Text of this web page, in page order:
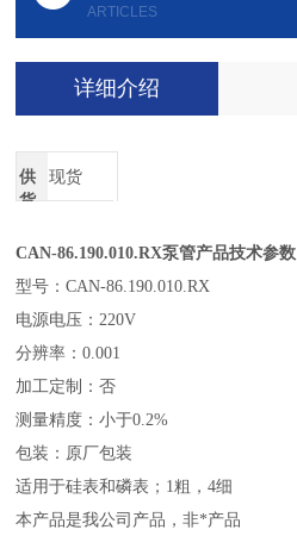
ARTICLES
详细介绍
供
货
期
现货
CAN-86.190.010.RX泵管产品技术参数
型号：CAN-86.190.010.RX
电源电压：220V
分辨率：0.001
加工定制：否
测量精度：小于0.2%
包装：原厂包装
适用于硅表和磷表；1粗，4细
本产品是我公司产品，非*产品